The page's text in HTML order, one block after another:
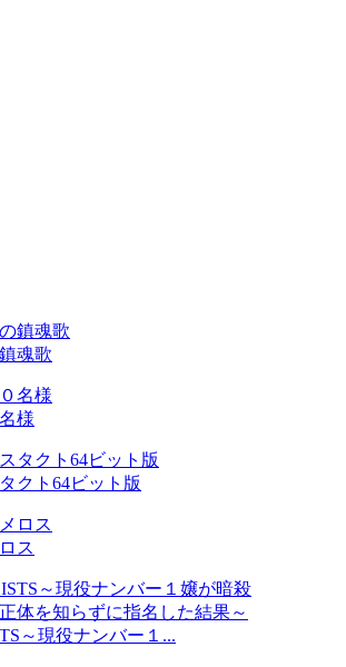
魂歌
様
クト64ビット版
ス
～現役ナンバー１...